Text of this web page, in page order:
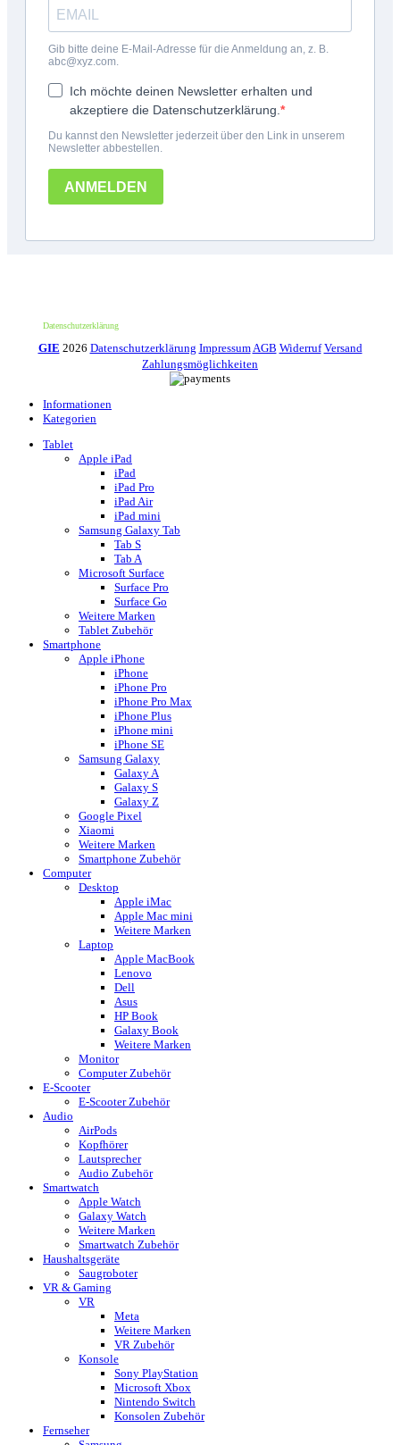
Datenschutzerklärung
GIE 2026 Datenschutzerklärung Impressum AGB Widerruf Versand
Zahlungsmöglichkeiten
Informationen
Kategorien
Tablet
Apple iPad
iPad
iPad Pro
iPad Air
iPad mini
Samsung Galaxy Tab
Tab S
Tab A
Microsoft Surface
Surface Pro
Surface Go
Weitere Marken
Tablet Zubehör
Smartphone
Apple iPhone
iPhone
iPhone Pro
iPhone Pro Max
iPhone Plus
iPhone mini
iPhone SE
Samsung Galaxy
Galaxy A
Galaxy S
Galaxy Z
Google Pixel
Xiaomi
Weitere Marken
Smartphone Zubehör
Computer
Desktop
Apple iMac
Apple Mac mini
Weitere Marken
Laptop
Apple MacBook
Lenovo
Dell
Asus
HP Book
Galaxy Book
Weitere Marken
Monitor
Computer Zubehör
E-Scooter
E-Scooter Zubehör
Audio
AirPods
Kopfhörer
Lautsprecher
Audio Zubehör
Smartwatch
Apple Watch
Galaxy Watch
Weitere Marken
Smartwatch Zubehör
Haushaltsgeräte
Saugroboter
VR & Gaming
VR
Meta
Weitere Marken
VR Zubehör
Konsole
Sony PlayStation
Microsoft Xbox
Nintendo Switch
Konsolen Zubehör
Fernseher